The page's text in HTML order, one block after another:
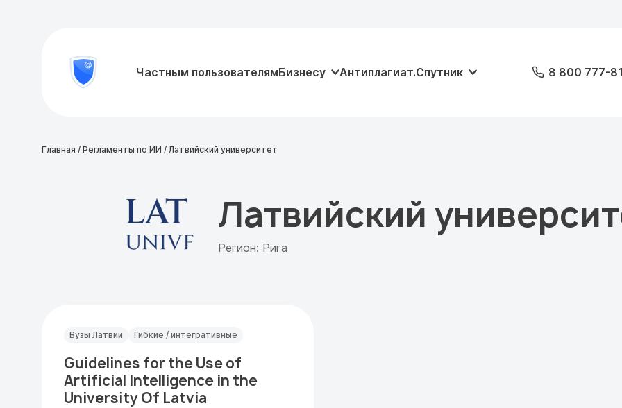
Проверить
Частным пользователямБизнесу Антиплагиат.Спутник
8
8 800 777-
Главная / Регламенты по ИИ / Латвийский университет
Латвийский
Регион: Рига
Вузы Латвии Гибкие / интегративные
Guidelines for the Use of
Artificial Intelligence in the
University Of Latvia